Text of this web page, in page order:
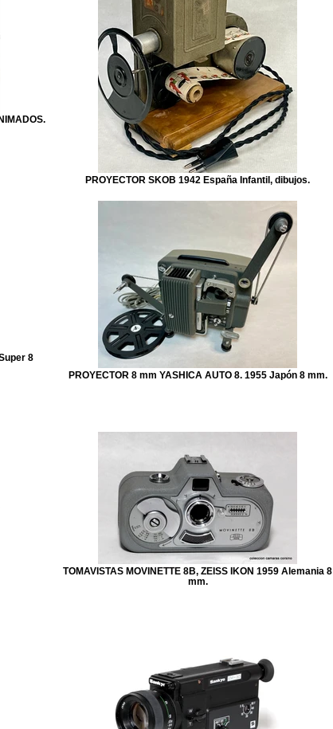
PROYECTOR SKOB 1942 España Infantil, dibujos.
8
PROYECTOR 8 mm YASHICA AUTO 8. 1955 Japón 8 mm.
TOMAVISTAS MOVINETTE 8B, ZEISS IKON 1959 Alemania 8
mm.